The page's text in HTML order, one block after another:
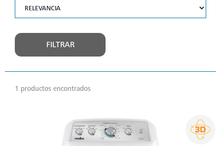
FILTRAR
1 productos encontrados